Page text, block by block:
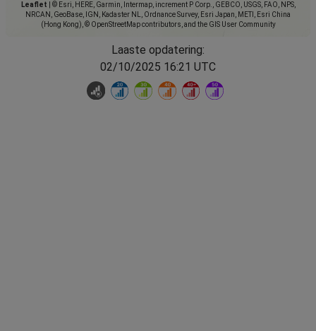
Leaflet
© Esri, HERE, Garmin, Intermap, increment P Corp., GEBCO, USGS, FAO, NPS,
NRCAN, GeoBase, IGN, Kadaster NL, Ordnance Survey, Esri Japan, METI, Esri China
(Hong Kong), © OpenStreetMap contributors, and the GIS User Community
Laaste opdatering:
02/10/2025 16:21 UTC